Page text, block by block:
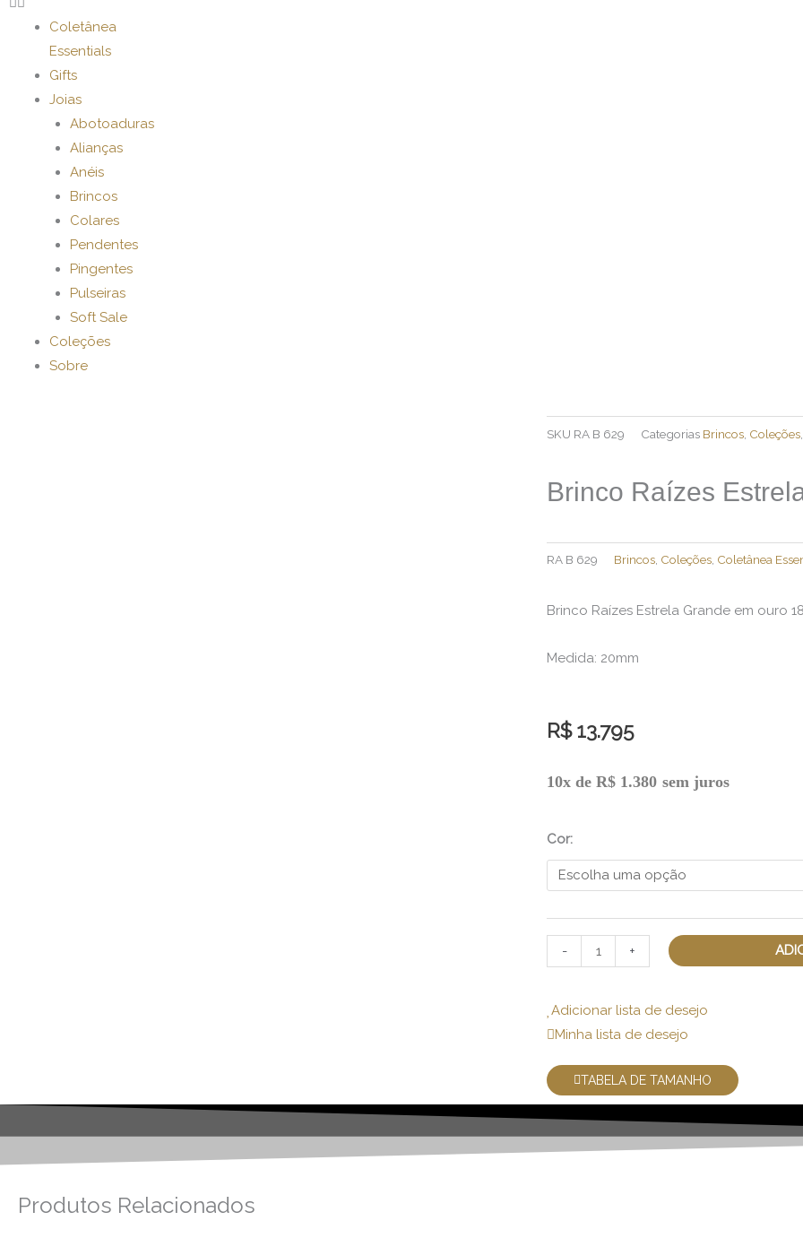
Coletânea
Essentials
Gifts
Joias
Abotoaduras
Alianças
Anéis
Brincos
Colares
Pendentes
Pingentes
Pulseiras
Soft Sale
Coleções
Sobre
SKU RA B 629 Categorias Brincos Coleções
Brinco Raízes
RA B 629 Brincos, Coleções, Coletânea
Brinco Raízes Estrela Grande em ouro
Medida: 20mm
R$ 13.795
10x de R$ 1.380 sem juros
Cor:
-
Brinco
Estrela
quantidade
+
Adicionar lista de desejo
Minha lista de desejo
TABELA DE TAMANHO
Produtos Relacionados